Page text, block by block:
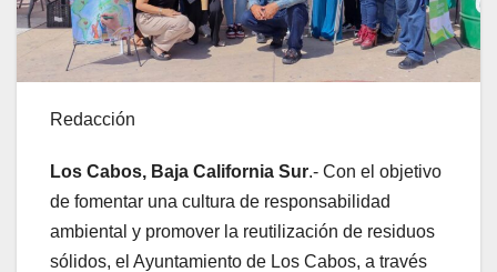
Redacción
Los Cabos, Baja California Sur.- Con el objetivo
de fomentar una cultura de responsabilidad
ambiental y promover la reutilización de residuos
sólidos, el Ayuntamiento de Los Cabos, a través